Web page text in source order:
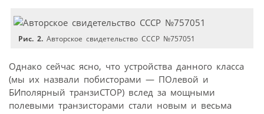
Рис. 2. Авторское свидетельство СССР №757051
Однако сейчас ясно, что устройства данного класса
(мы их назвали побисторами — ПОлевой и
БИполярный транзиСТОР) вслед за мощными
полевыми транзисторами стали новым и весьма